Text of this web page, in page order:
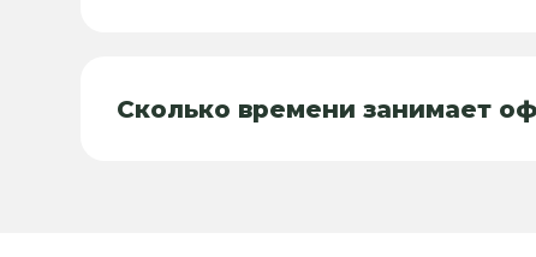
Сколько времени занимает